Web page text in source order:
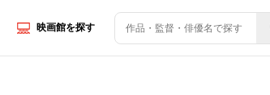
映画館を探す